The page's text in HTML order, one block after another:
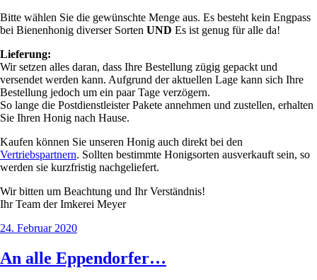
Bitte wählen Sie die gewünschte Menge aus. Es besteht kein Engpass
bei Bienenhonig diverser Sorten UND Es ist genug für alle da!
Lieferung:
Wir setzen alles daran, dass Ihre Bestellung zügig gepackt und
versendet werden kann. Aufgrund der aktuellen Lage kann sich Ihre
Bestellung jedoch um ein paar Tage verzögern.
So lange die Postdienstleister Pakete annehmen und zustellen, erhalten
Sie Ihren Honig nach Hause.
Kaufen können Sie unseren Honig auch direkt bei den
Vertriebspartnern. Sollten bestimmte Honigsorten ausverkauft sein, so
werden sie kurzfristig nachgeliefert.
Wir bitten um Beachtung und Ihr Verständnis!
Ihr Team der Imkerei Meyer
Veröffentlicht
24. Februar 2020
An alle Eppendorfer…